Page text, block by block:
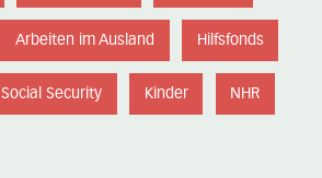
Arbeiten im Ausland Hilfsfonds
Social Security Kinder NHR